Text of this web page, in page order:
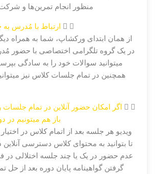
منظور انجام تمرین‌ها و
ارتباط با مُدرس
از همان ابتدای ورکشاپ، شما به همراه
در یک گروه تلگرامی اختصاصی با حضور
میتوانید سوالات خود را به سادگی
همچنین در تمام جلسات کلاس نیز
اگر امکان حضور آنلاین در تمام جلسات
باز هم میتونیم
ویدیو هر جلسه بعد از اتمام کلاس در
تا بتوانید به محتوای کلاس دسترسی
عدم حضور در یک یا چند جلسه اختلالی در
گرفتن گواهینامه پایان دوره بعد از حل